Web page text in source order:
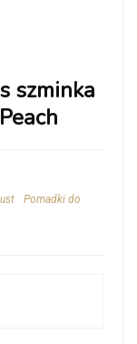
szminka
Pomadki do